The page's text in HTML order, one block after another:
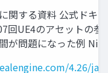
関する資料 公式ドキ
回UE4のアセットの
が問題になった例
4.26/ja/